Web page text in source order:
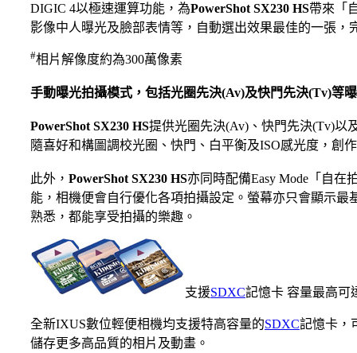
DIGIC 4以極速運算功能，為PowerShot SX230 HS帶來「
影像中人曝光及臉部表情等，自動選出效果最佳的一張，
#相片解像度約為300萬像素
手動曝光拍攝模式，包括光圈先決(Av)及快門先決(Tv)等
PowerShot SX230 HS提供光圈先決(Av)、快門先決(Tv)以
隨喜好和構圖調校光圈、快門、白平衡及ISO感光度，創
此外， PowerShot SX230 HS亦同時配備Easy Mode「自
能，相機便會自行優化各項拍攝設定。螢幕亦只會顯示
熟悉，都能享受拍攝的樂趣。
支援SDXC記憶卡 容量最高可
全新IXUS數位輕便相機均支援特高容量的SDXC記憶卡，
儲存更多高品質的相片及動畫。